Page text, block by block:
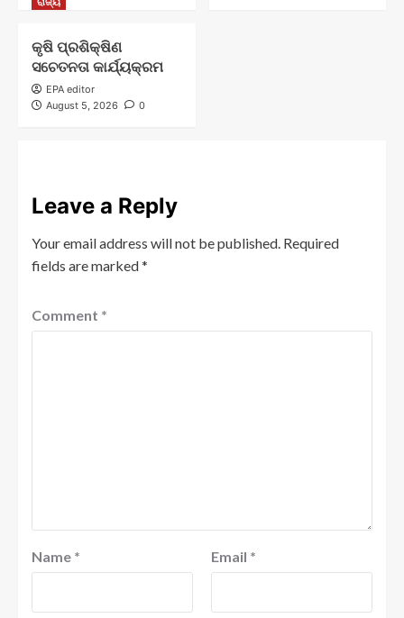
କୃଷି ପ୍ରଶିକ୍ଷିଣ
ସଚେତନତା କାର୍ଯ୍ୟକ୍ରମ
EPA editor
August 5, 2026
0
Leave a Reply
Your email address will not be published. Required
fields are marked*
Comment *
Name * Email *